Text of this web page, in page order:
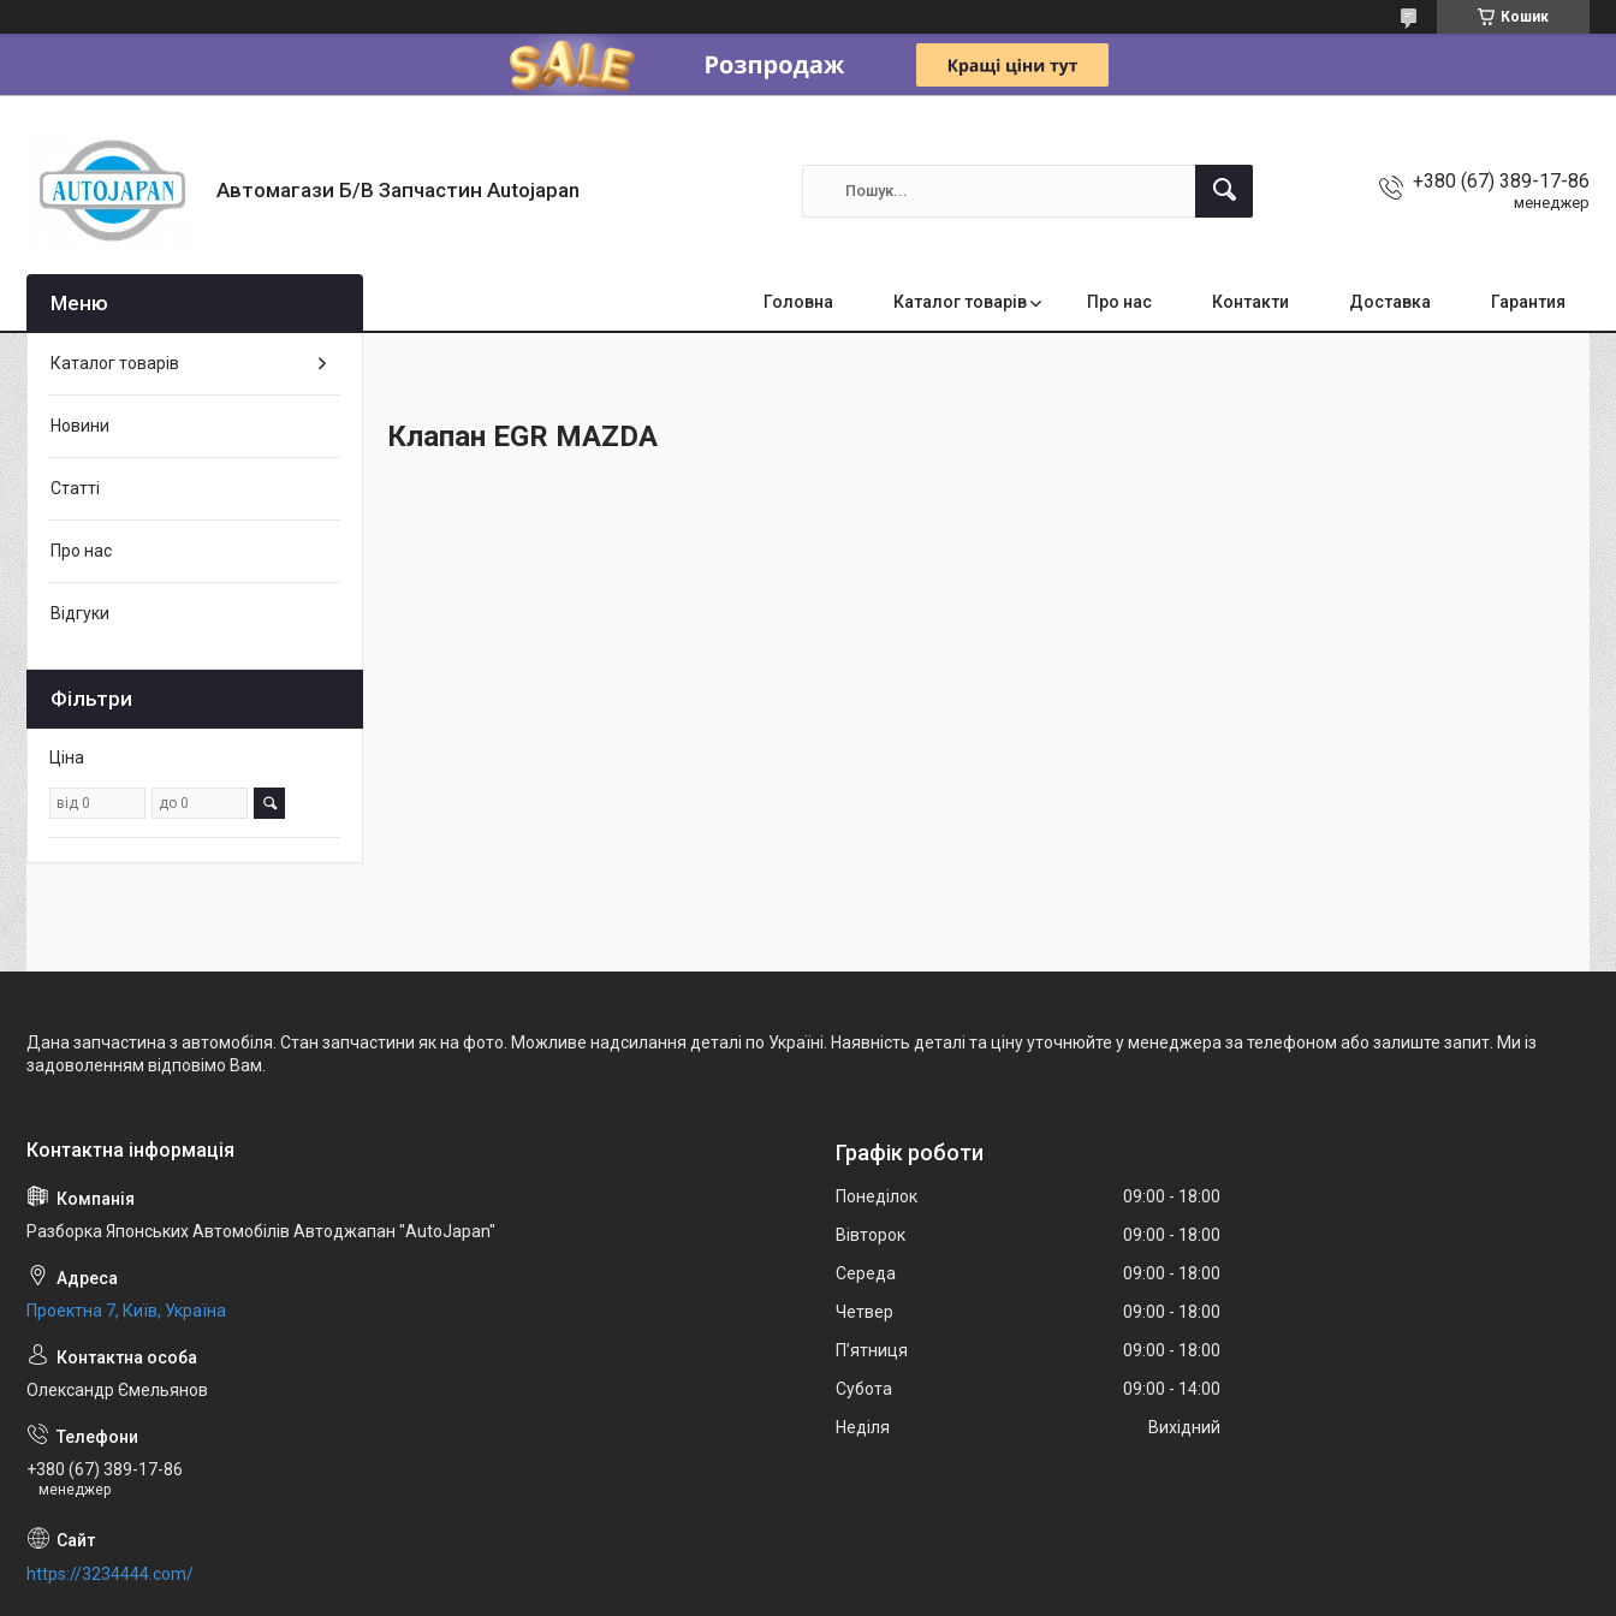
Кошик
Автомагази Б/В Запчастин Autojapan +380 (67) 389-17-86
менеджер
Головна Каталог товарів Про нас Контакти Доставка Гарантия
Клапан EGR MAZDA
Каталог товарів
Новини
Статті
Про нас
Відгуки
Фільтри
Ціна
Дана запчастина з автомобіля. Стан запчастини як на фото. Можливе надсилання деталі по Україні. Наявність деталі та ціну уточнюйте у менеджера за телефоном або залиште запит. Ми із
задоволенням відповімо Вам.
Разборка Японських Автомобілів Автоджапан "AutoJapan"
Проектна 7, Київ, Україна
Олександр Ємельянов
+380 (67) 389-17-86
менеджер
https://3234444.com/
Графік роботи
Понеділок 09:00
18:00
Вівторок
09:00
18:00
Середа
09:00
18:00
Четвер
09:00
18:00
Пʼятниця
09:00
18:00
Субота
09:00
14:00
Неділя
Вихідний